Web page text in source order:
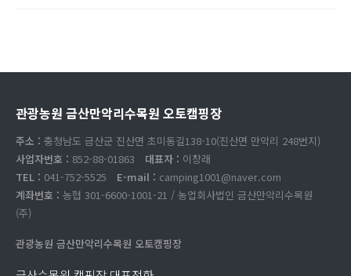
관광농원 금산만악리수목원 오토캠핑장
주소 : 충청남도 금산군 진산면 초미동길138-10(진산면 만악리 248번지)
사업자번호 : 852-88-01863 대표자 : 이창래
TEL : 041-752-5525 E-mail : camping1001@naver.com
계좌번호 : 농협 301-6600-1001-21 / 농업회사법인 금산만악리수목원
(주)
관광농원 금산만악리수목원 오토캠핑장